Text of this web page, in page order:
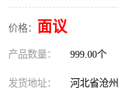
价格： 面议
产品数量： 999.00个
发货地址： 河北省沧